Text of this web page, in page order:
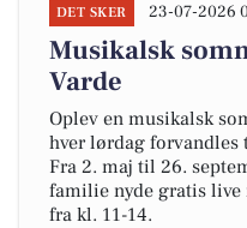
DET SKER 23-07-2026
Musikalsk
Varde
Oplev en musikalsk
hver lørdag forvandles
Fra 2. maj til 26.
familie nyde gratis live
fra kl. 11-14.